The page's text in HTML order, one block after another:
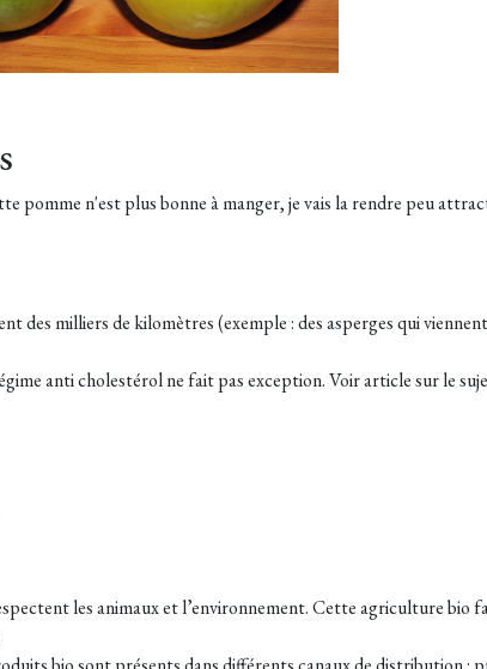
pomme n'est plus bonne à manger, je vais la rendre peu
des milliers de kilomètres (exemple : des asperges qui
anti cholestérol ne fait pas exception. Voir article sur le
les animaux et l’environnement. Cette agriculture bio